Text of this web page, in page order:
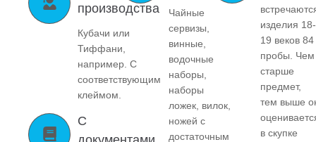
производства
Кубачи или
Тиффани,
например. С
соответствующим
клеймом.
С
Чайные
сервизы,
винные,
водочные
наборы,
наборы
ложек, вилок,
ножей с
достаточным
изделия 18-
19 веков 84
пробы. Чем
старше
предмет,
тем выше
в скупке